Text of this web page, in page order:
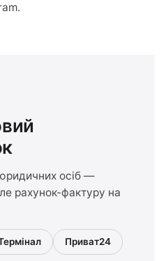
осіб —
рахунок-фактуру на
Приват24